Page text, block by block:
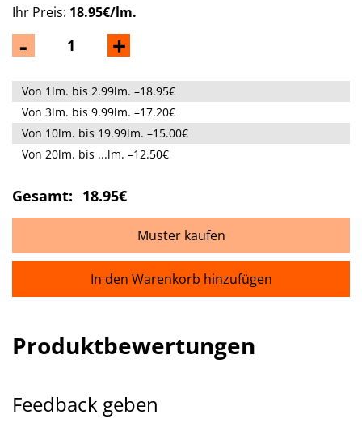
- +
Ihr Preis: 18.95€/lm.
Von 1lm. bis 2.99lm. –18.95€
Von 3lm. bis 9.99lm. –17.20€
Von 10lm. bis 19.99lm. –15.00€
Von 20lm. bis ...lm. –12.50€
Gesamt: 18.95€
Muster kaufen
In den Warenkorb hinzufügen
Produktbewertungen
Feedback geben